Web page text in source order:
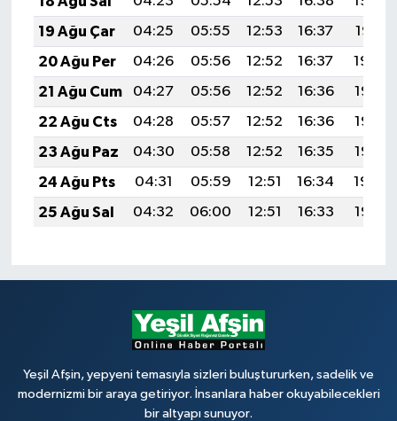
19 Ağu Çar
04:25 05:55 12:53 16:37
19:41
20 Ağu Per
04:26 05:56 12:52 16:37
19:39
21 Ağu Cum
04:27 05:56 12:52 16:36
19:38
22 Ağu Cts
04:28 05:57 12:52 16:36
19:37
23 Ağu Paz
04:30 05:58 12:52 16:35
19:35
24 Ağu Pts
04:31 05:59 12:51 16:34
19:34
25 Ağu Sal
04:32 06:00 12:51 16:33 19:32
Yeşil Afşin, yepyeni temasıyla sizleri buluştururken, sadelik ve
modernizmi bir araya getiriyor. İnsanlara haber okuyabilecekleri
bir altyapı sunuyor.